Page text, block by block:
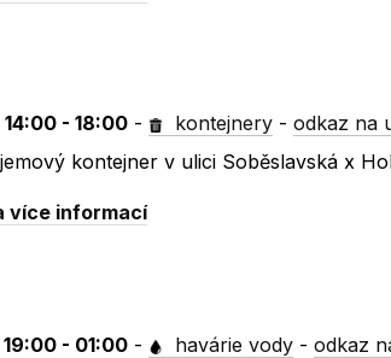
- 18:00 - kontejnery -odkaz na
kontejner v ulici Soběslavská x
více informací
- 01:00 - havárie vody -odkaz